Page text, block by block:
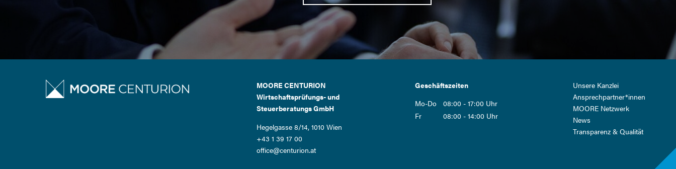
MOORE CENTURION
Wirtschaftsprüfungs- und
Steuerberatungs GmbH
Hegelgasse 8/14, 1010 Wien
+43 1 39 17 00
office@centurion.at
Geschäftszeiten
Mo-Do
08:00 - 17:00 Uhr
Fr
08:00 - 14:00 Uhr
Navigation
überspringen
Unsere Kanzlei
Ansprech­partner*innen
MOORE Netzwerk
News
Transparenz & Qualität